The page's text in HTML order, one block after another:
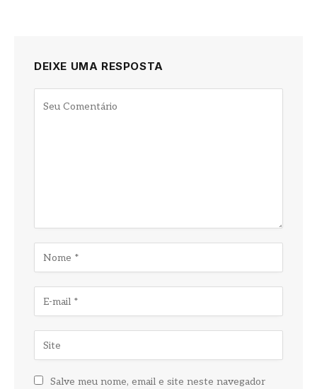
DEIXE UMA RESPOSTA
Salve meu nome, email e site neste navegador